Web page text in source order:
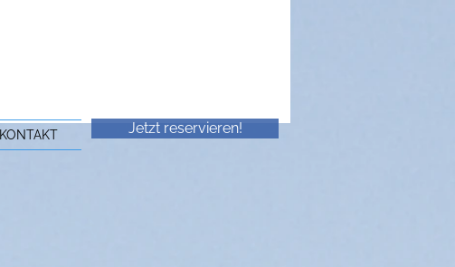
KONTAKT Jetzt reservieren!